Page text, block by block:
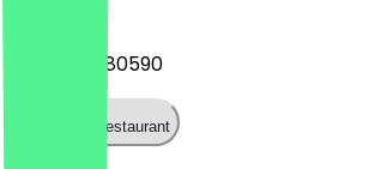
+4917613580590
Call the restaurant